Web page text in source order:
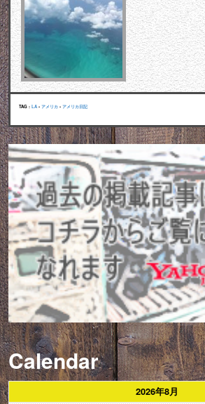
TAG : LA • アメリカ • アメリカ日記
Calendar
2026年8月